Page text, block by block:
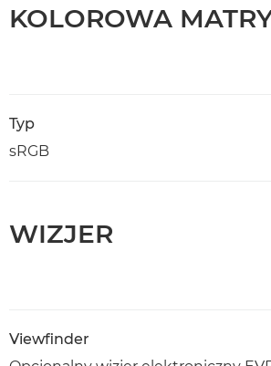
KOLOROWA
Typ
sRGB
WIZJER
Viewfinder